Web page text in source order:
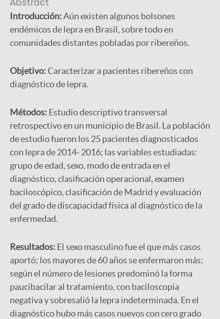
Abstract
Introducción:Aún existen algunos bolsones
endémicos de lepra en Brasil, sobre todo en
comunidades distantes pobladas por ribereños.
Objetivo:Caracterizar a pacientes ribereños con
diagnóstico de lepra.
Métodos: Estudio descriptivo transversal
retrospectivo en un municipio de Brasil. La población
de estudio fueron los 25 pacientes diagnosticados
con lepra de 2014- 2016; las variables estudiadas:
grupo de edad, sexo, modo de entrada en el
diagnóstico, clasificación operacional, examen
baciloscópico, clasificación de Madrid y evaluación
del grado de discapacidad física al diagnóstico de la
enfermedad.
Resultados: El sexo masculino fue el que más casos
aportó; los mayores de 60 años se enfermaron más;
según el número de lesiones predominó la forma
paucibacilar al tratamiento, con baciloscopia
negativa y sobresalió la lepra indeterminada. En el
diagnóstico hubo más casos nuevos con cero grado